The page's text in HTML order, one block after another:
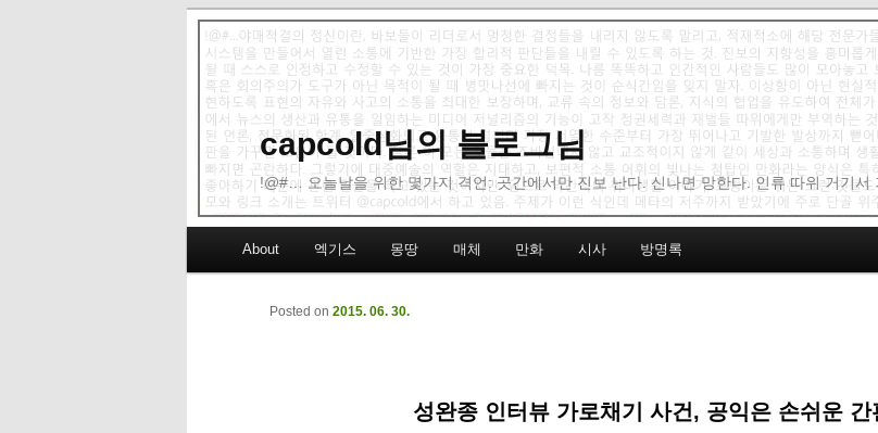
capcold님의 블로그님
!@#… 오늘날을 위한 몇가지 격언: 곳간에서만 진보 난다. 신나면 망한다. 인류 따위 거기서
Skip to primary content
Skip to secondary content
About 엑기스 몽땅 매체 만화 시사 방명록
성완종 인터뷰 가로채기 사건, 공익은 손쉬운
Posted on 2015. 06. 30.